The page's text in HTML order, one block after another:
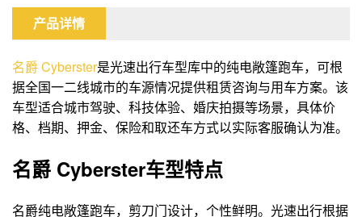
产品详情
名爵Cyberster是光速出行车型库中的纯电敞篷跑车，可根
据全国一二线城市的车源情况提供租赁咨询与用车方案。该
车型适合城市驾驶、科技体验、婚庆拍摄等场景，具体价
格、档期、押金、保险和取还车方式以实际客服确认为准。
名爵 Cyberster车型特点
名爵纯电敞篷跑车，剪刀门设计，个性鲜明。光速出行根据